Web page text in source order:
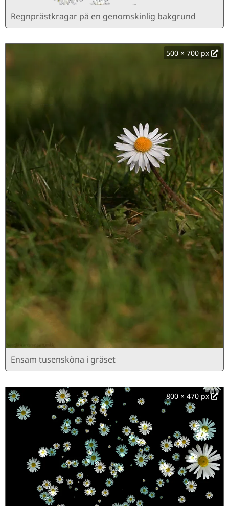
Regnprästkragar på en genomskinlig bakgrund
500 × 700 px
Ensam tusensköna i gräset
800 × 470 px